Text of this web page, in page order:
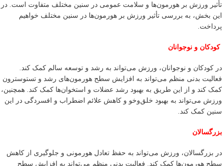
تأثیر ورزش بر هورمون‌ها و سلامت عمومی در سنین مختلف متفاوت است. در
این بخش، به بررسی تأثیر ورزش بر هورمون‌ها در سنین مختلف خواهیم
پرداخت.
کودکان و نوجوانان
در کودکان و نوجوانان، ورزش می‌تواند به رشد و توسعه سالم کمک کند.
فعالیت بدنی منظم می‌تواند به افزایش سطح هورمون‌های رشد و تستوسترون
کمک کند و از این طریق به بهبود رشد عضلات و استخوان‌ها کمک کند. همچنین،
ورزش می‌تواند به بهبود خلق‌وخو و کاهش علائم اضطراب و افسردگی در این
سنین کمک کند.
بزرگسالان
در بزرگسالان، ورزش می‌تواند به حفظ تعادل هورمونی و جلوگیری از کاهش
سطح هورمون‌ها کمک کند. فعالیت بدنی منظم می‌تواند به افزایش سطح